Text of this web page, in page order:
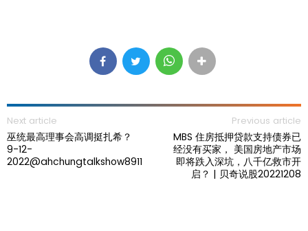
Next article
巫统最高理事会高调挺扎希？
9-12-
2022@ahchungtalkshow8911
Previous article
MBS 住房抵押贷款支持债券已
经没有买家， 美国房地产市场
即将跌入深坑，八千亿救市开
启？ | 贝奇说股20221208